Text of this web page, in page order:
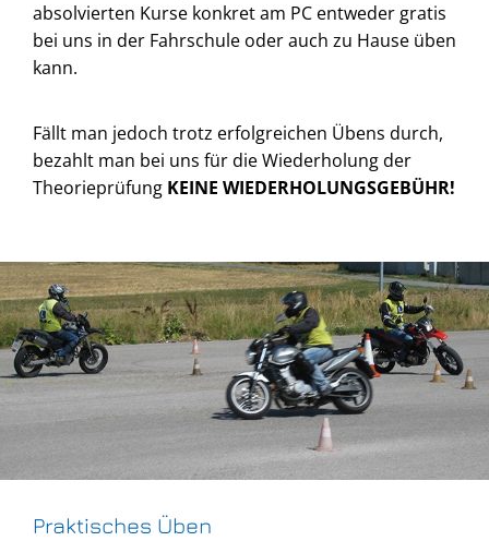
absolvierten Kurse konkret am PC entweder gratis
bei uns in der Fahrschule oder auch zu Hause üben
kann.
Fällt man jedoch trotz erfolgreichen Übens durch,
bezahlt man bei uns für die Wiederholung der
Theorieprüfung KEINE WIEDERHOLUNGSGEBÜHR!
Praktisches Üben